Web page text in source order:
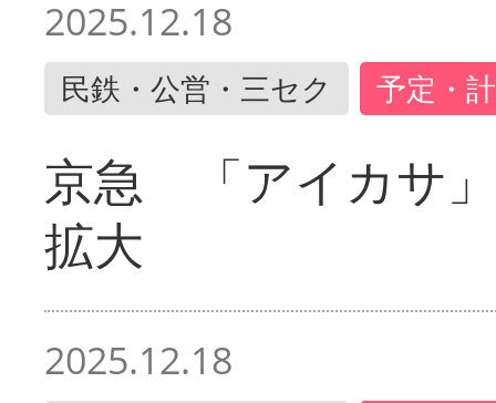
2025.12.18
民鉄・公営・三セク 予定・
京急 「アイカサ
拡大
2025.12.18